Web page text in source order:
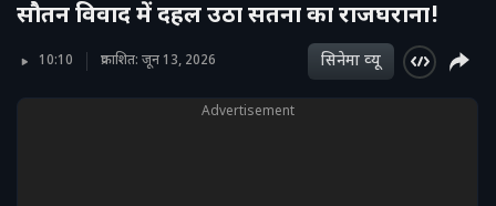
सौतन विवाद में दहल उठा सतना का राजघराना!
10:10 प्रकाशित: जून 13, 2026 सिनेमा व्‍यू
Advertisement